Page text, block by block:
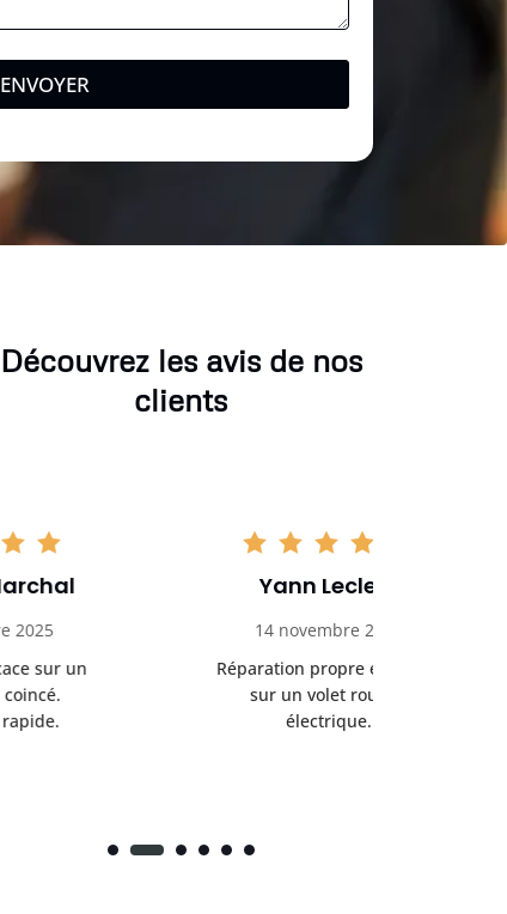
ENVOYER
Découvrez les avis de nos
clients
Réparation propre et rapide
sur un volet roulant